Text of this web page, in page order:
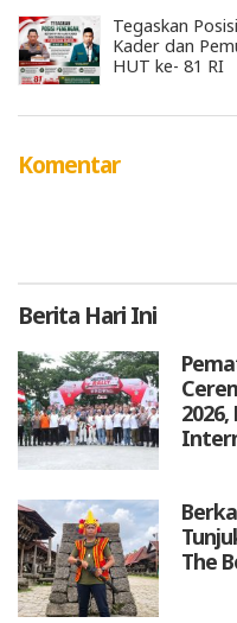
Tegaskan
Kader dan
HUT ke- 81 RI
Komentar
Berita Hari Ini
The